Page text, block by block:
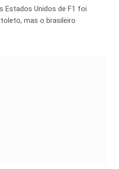
Estados Unidos de F1 foi
mas o brasileiro